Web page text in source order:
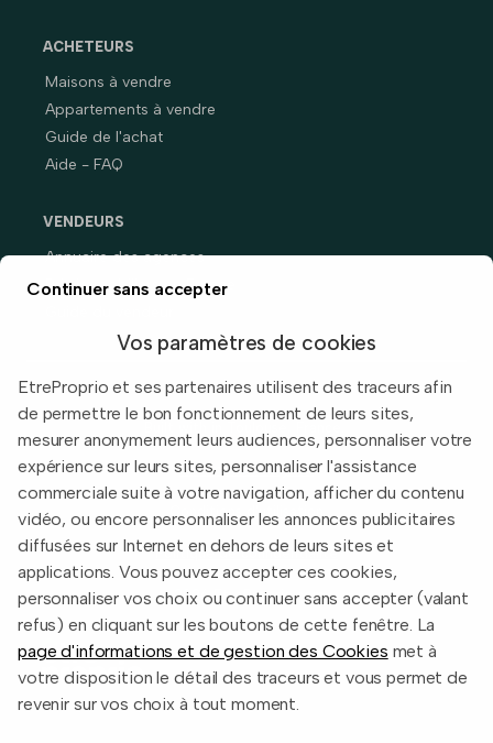
ACHETEURS
Maisons à vendre
Appartements à vendre
Guide de l'achat
Aide - FAQ
VENDEURS
Annuaire des agences
Prix immobiliers en France
Informations légales
Conditions d'utilisation
Politique de confidentialité
2026 EtreProprio.com
Continuer sans accepter
Vos paramètres de cookies
EtreProprio et ses partenaires utilisent des traceurs afin
de permettre le bon fonctionnement de leurs sites,
mesurer anonymement leurs audiences, personnaliser votre
expérience sur leurs sites, personnaliser l'assistance
commerciale suite à votre navigation, afficher du contenu
vidéo, ou encore personnaliser les annonces publicitaires
diffusées sur Internet en dehors de leurs sites et
applications. Vous pouvez accepter ces cookies,
personnaliser vos choix ou continuer sans accepter (valant
refus) en cliquant sur les boutons de cette fenêtre. La
page d'informations et de gestion des Cookies met à
votre disposition le détail des traceurs et vous permet de
revenir sur vos choix à tout moment.